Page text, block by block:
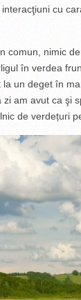
cu
nimic
în verdea
un deget în
am avut ca şi
de verdețuri